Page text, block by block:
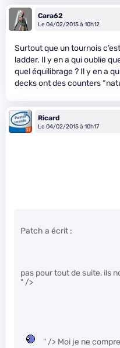
Cara62
Le 04/02/2015 à 10h12
Surtout que un tournois
ladder. Il y en a qui oublie
quel équilibrage ? Il y en a
decks ont des counters
Ricard
Le 04/02/2015 à 10h17
Patch a écrit :
pas pour tout de suite, ils
" />
" /> Moi je ne